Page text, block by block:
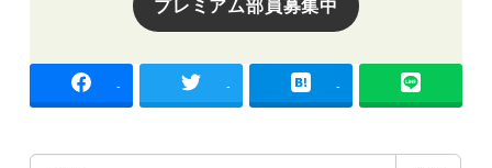
プレミアム部員募集中
- - -